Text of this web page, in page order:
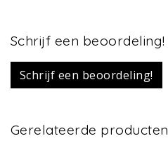
Schrijf een beoordeling!
Schrijf een beoordeling!
Gerelateerde producten